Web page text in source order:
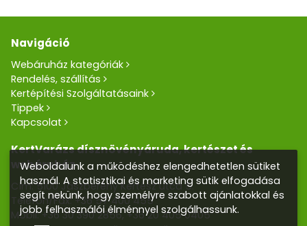
Navigáció
Webáruház kategóriák
Rendelés, szállítás
Kertépítési Szolgáltatásaink
Tippek
Kapcsolat
KertVarázs dísznövényáruda, kertészet és
webáruház
Cím: 5100 Jászberény Kertész utca 5.
Telefon/Fax: +36 57 400 455
Mobil:+36 30 390 2856,+36 20 405 0405
Weboldalunk a működéshez elengedhetetlen sütiket
használ. A statisztikai és marketing sütik elfogadása
segít nekünk, hogy személyre szabott ajánlatokkal és
jobb felhasználói élménnyel szolgálhassunk.